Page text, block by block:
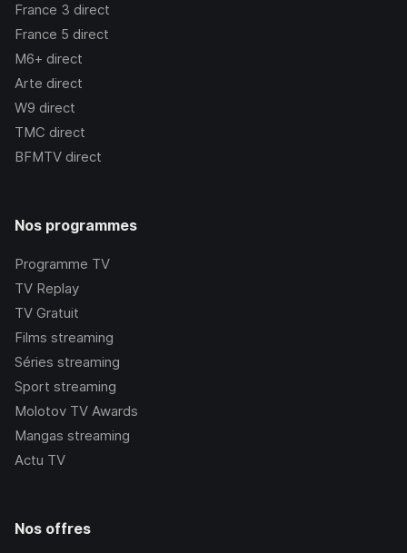
France 3 direct
France 5 direct
M6+ direct
Arte direct
W9 direct
TMC direct
BFMTV direct
Nos programmes
Programme TV
TV Replay
TV Gratuit
Films streaming
Séries streaming
Sport streaming
Molotov TV Awards
Mangas streaming
Actu TV
Nos offres